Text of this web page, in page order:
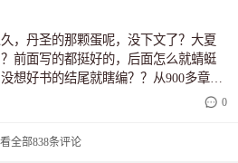
用龙鳞神乐炉时获得龙族传承，还有
经历藏海神舟内的种种奇遇。还期待
朝找赵明珠后又获得的种种提升。比
和弦三个月后进去阴风谷还怎么修炼
风谷里也有奇遇吗？另外，都是妖圣
黎大圣和猪大圣哪个厉害，妙语师姐
，作者加油！！！
，丹圣的那颗蛋呢，没下文了？大夏
前面写的都挺好的，后面怎么就蜻蜓
想好书的结尾就瞎编？？从900多章到
，真正对话就大概2句左右。。。麻烦0
全部838条评论